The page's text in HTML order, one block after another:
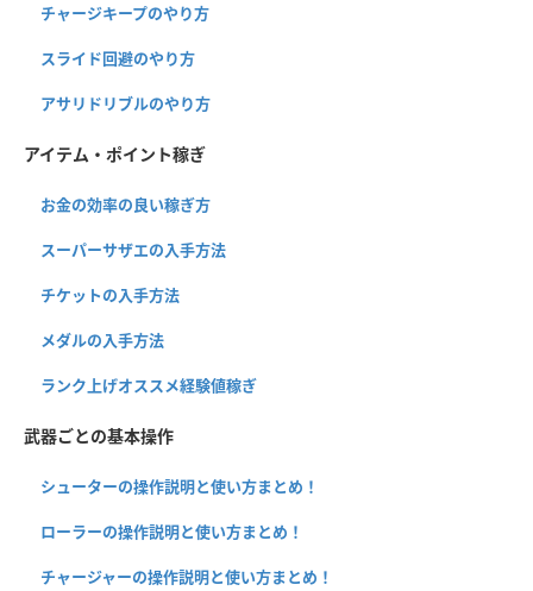
チャージキープのやり方
スライド回避のやり方
アサリドリブルのやり方
アイテム・ポイント稼ぎ
お金の効率の良い稼ぎ方
スーパーサザエの入手方法
チケットの入手方法
メダルの入手方法
ランク上げオススメ経験値稼ぎ
武器ごとの基本操作
シューターの操作説明と使い方まとめ！
ローラーの操作説明と使い方まとめ！
チャージャーの操作説明と使い方まとめ！